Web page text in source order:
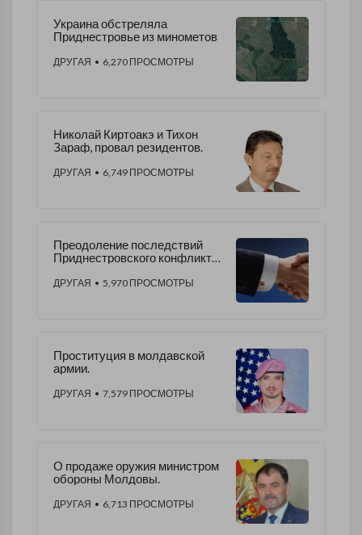
Украина обстреляла
Приднестровье из минометов
ДРУГАЯ • 6,270 ПРОСМОТРЫ
Николай Киртоакэ и Тихон
Зараф, провал резидентов.
ДРУГАЯ • 6,749 ПРОСМОТРЫ
Преодоление последствий
Приднестровского конфликта,
сотрудничества.
ДРУГАЯ • 5,970 ПРОСМОТРЫ
Проституция в молдавской
армии.
ДРУГАЯ • 7,579 ПРОСМОТРЫ
О продаже оружия министром
обороны Молдовы.
ДРУГАЯ • 6,713 ПРОСМОТРЫ